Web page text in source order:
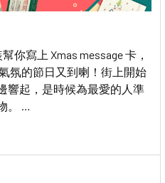
你寫上 Xmas message 卡，
氛的節日又到喇！街上開始
響起，是時候為最愛的人準
。 …